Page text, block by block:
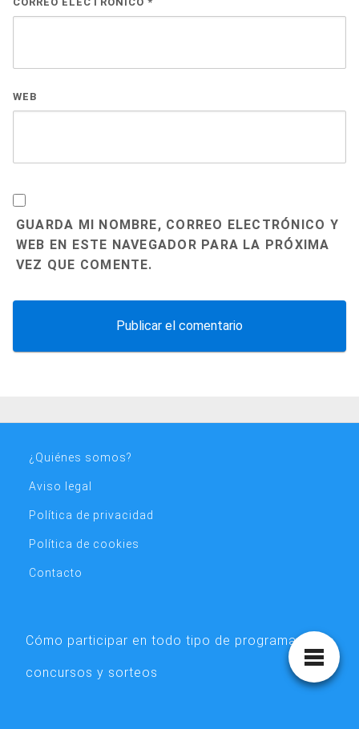
WEB
GUARDA MI NOMBRE, CORREO ELECTRÓNICO Y
WEB EN ESTE NAVEGADOR PARA LA PRÓXIMA
VEZ QUE COMENTE.
¿Quiénes somos?
Aviso legal
Política de privacidad
Política de cookies
Contacto
Cómo participar en todo tipo de programas,
concursos y sorteos